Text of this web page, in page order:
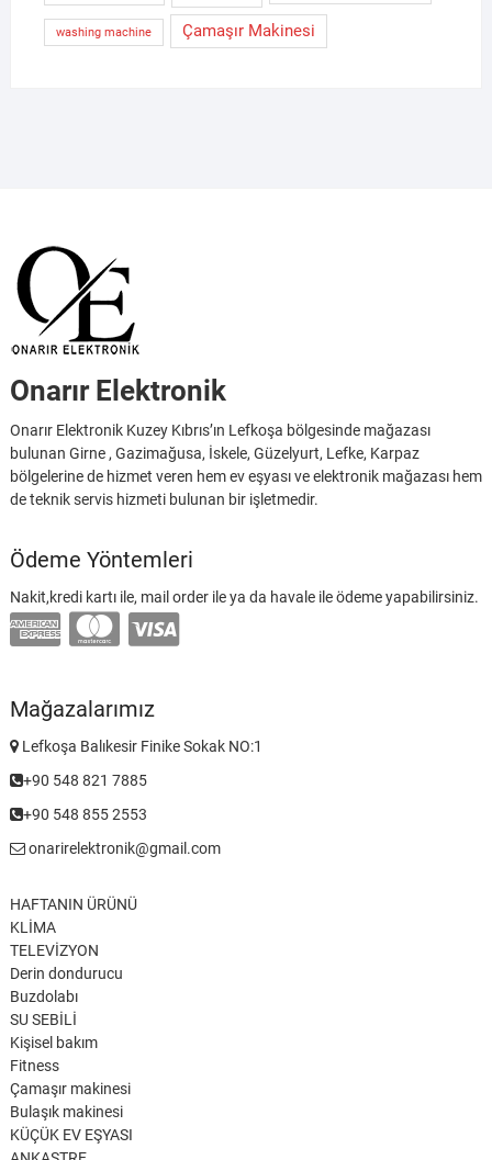
washing machine Çamaşır Makinesi
Onarır Elektronik
Onarır Elektronik Kuzey Kıbrıs’ın Lefkoşa bölgesinde mağazası
bulunan Girne , Gazimağusa, İskele, Güzelyurt, Lefke, Karpaz
bölgelerine de hizmet veren hem ev eşyası ve elektronik mağazası hem
de teknik servis hizmeti bulunan bir işletmedir.
Ödeme Yöntemleri
Nakit,kredi kartı ile, mail order ile ya da havale ile ödeme yapabilirsiniz.
Mağazalarımız
Lefkoşa Balıkesir Finike Sokak NO:1
+90 548 821 7885
+90 548 855 2553
onarirelektronik@gmail.com
HAFTANIN ÜRÜNÜ
KLİMA
TELEVİZYON
Derin dondurucu
Buzdolabı
SU SEBİLİ
Kişisel bakım
Fitness
Çamaşır makinesi
Bulaşık makinesi
KÜÇÜK EV EŞYASI